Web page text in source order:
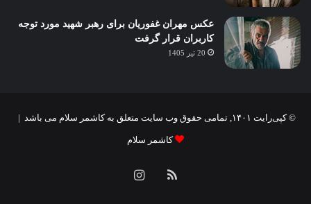
عکس مهران غفوریان برای رهبر شهید مورد توجه
کاربران قرار گرفت
20 تیر 1405
© کپی‌رایت ۱۴۰۱, تمامی حقوق وب سایت متعلق به کاشمر سلام می باشد |
کاشمر سلام
خوراکاینستاگرام